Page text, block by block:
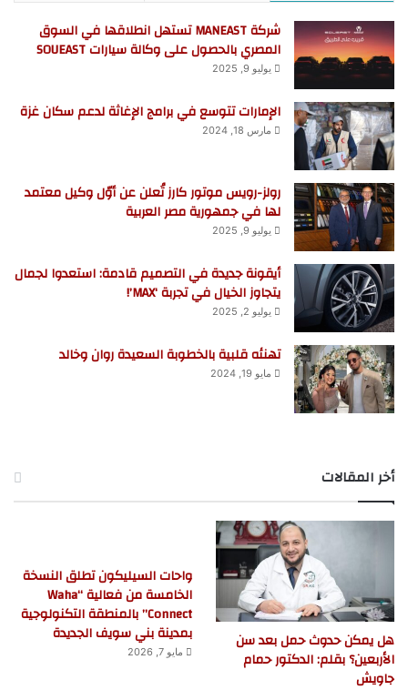
شركة MANEAST تستهل انطلاقها في السوق
المصري بالحصول على وكالة سيارات SOUEAST
يوليو 9, 2025
الإمارات تتوسع في برامج الإغاثة لدعم سكان غزة
مارس 18, 2024
رولز-رويس موتور كارز تُعلن عن أوّل وكيل معتمد
لها في جمهورية مصر العربية
يوليو 9, 2025
أيقونة جديدة في التصميم قادمة: استعدوا لجمال
يتجاوز الخيال في تجربة ‘MAX’!
يوليو 2, 2025
تهنئه قلبية بالخطوبة السعيدة روان وخالد
مايو 19, 2024
أخر المقالات
هل يمكن حدوث حمل بعد سن
الأربعين؟ بقلم: الدكتور حمام
جاويش
واحات السيليكون تطلق النسخة
الخامسة من فعالية “Waha
Connect” بالمنطقة التكنولوجية
بمدينة بني سويف الجديدة
مايو 7, 2026